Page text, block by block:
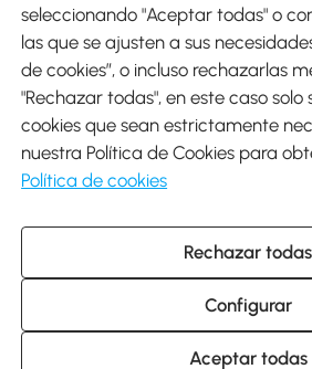
Descargar Aosom App
Google
931 29 45 12 (L-V de 8:30 a
C/ Roc Gros, nº 15. 08550 Els Hostalets
España
© 2014-2026 SPANISH AOSOM, S.L
seleccionando "Aceptar todas" o
las que se ajusten a sus
de cookies”, o incluso rechazarlas
"Rechazar todas", en este caso
cookies que sean estrictamente
nuestra Política de Cookies para
Política de cookies
Rechazar todas
Configurar
Aceptar todas